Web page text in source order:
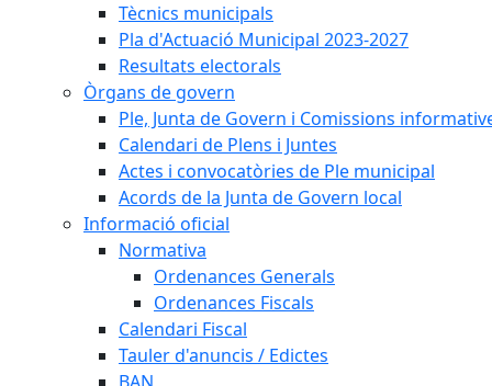
Tècnics municipals
Pla d'Actuació Municipal 2023-2027
Resultats electorals
Òrgans de govern
Ple, Junta de Govern i Comissions
Calendari de Plens i Juntes
Actes i convocatòries de Ple municipal
Acords de la Junta de Govern local
Informació oficial
Normativa
Ordenances Generals
Ordenances Fiscals
Calendari Fiscal
Tauler d'anuncis / Edictes